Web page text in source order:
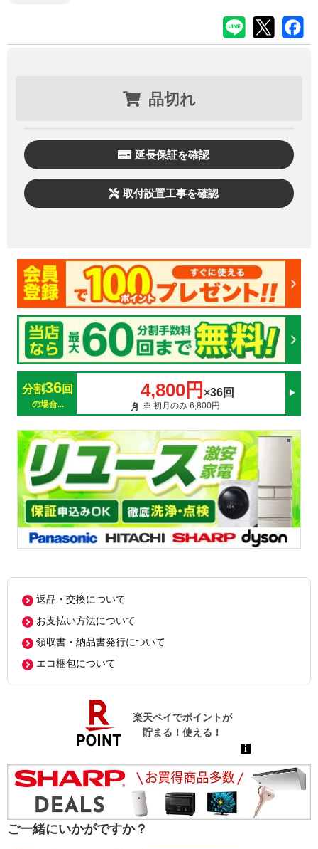
品切れ
延長保証を確認
取付設置工事を確認
分割36回
の場合...
4,800円 ×36回
※ 初月のみ 6,800円
返品・交換について
お支払い方法について
領収書・納品書発行について
エコ梱包について
ご一緒にいかがですか？